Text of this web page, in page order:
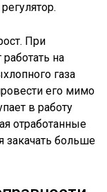
При
на
газа
его мимо
в работу
отработанные
закачать больше